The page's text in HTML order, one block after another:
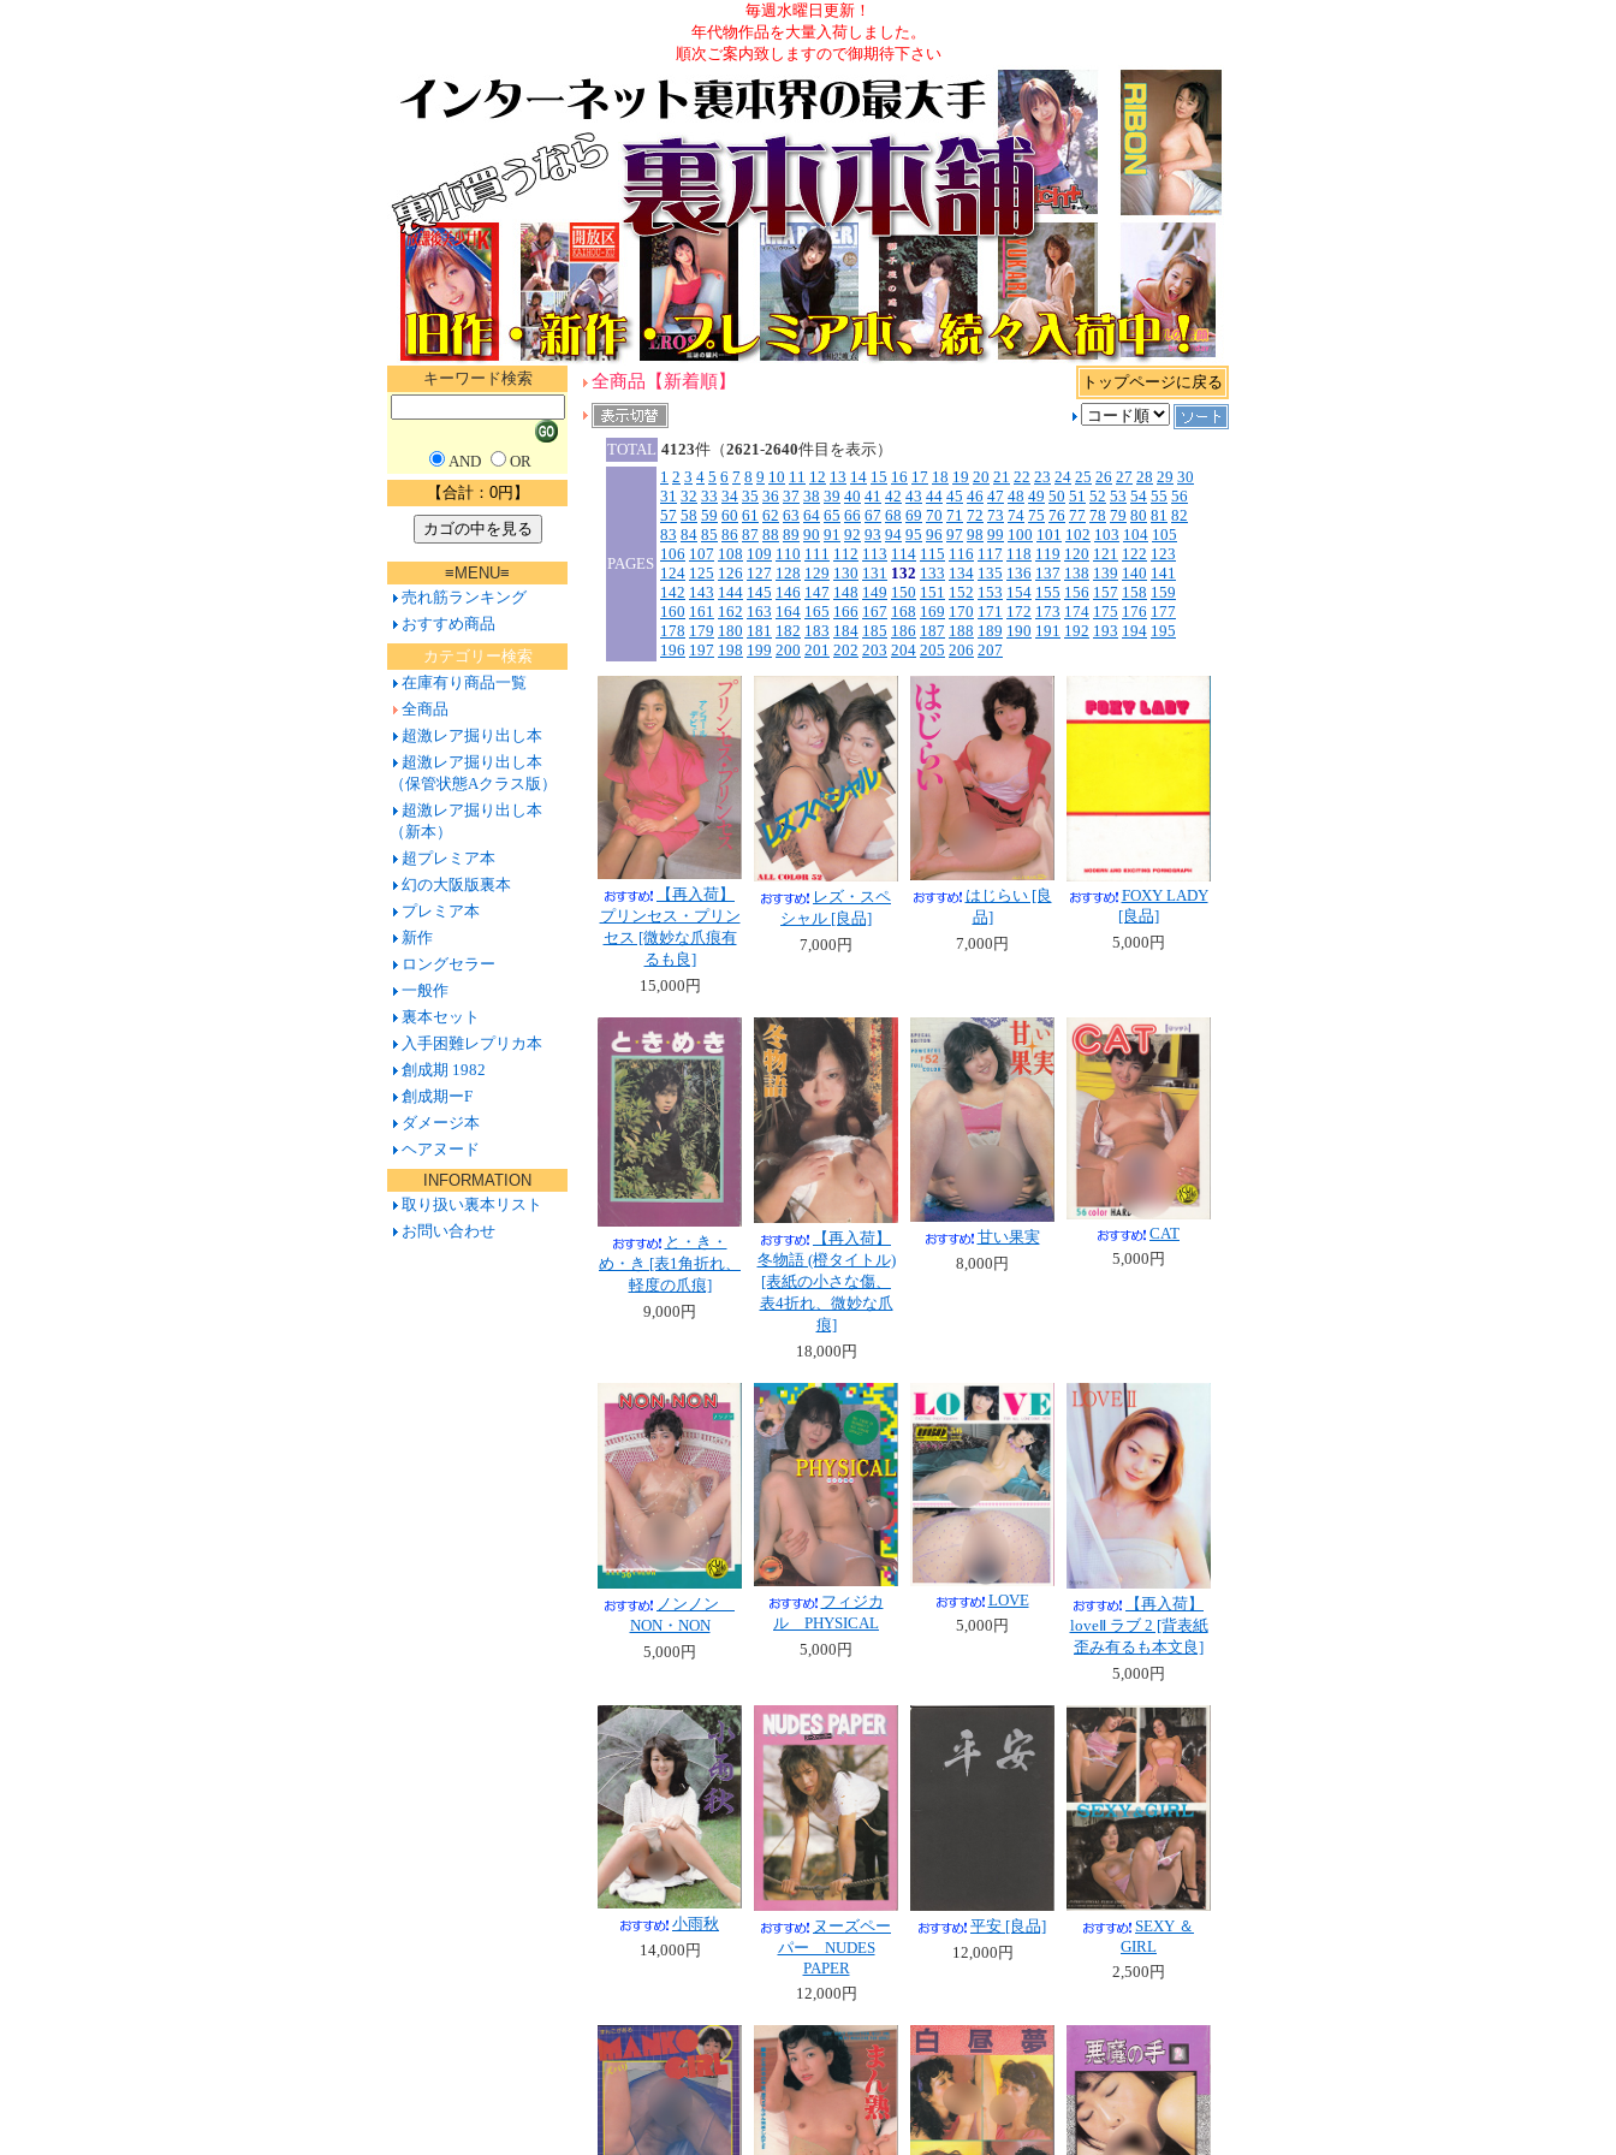
毎週水曜日更新！
年代物作品を大量入荷しました。
順次ご案内致しますので御期待下さい
キーワード検索
AND
OR
【合計：0円】
≡MENU≡
売れ筋ランキング
おすすめ商品
カテゴリー検索
在庫有り商品一覧
全商品
超激レア掘り出し本
超激レア掘り出し本
（保管状態Aクラス版）
超激レア掘り出し本
（新本）
超プレミア本
幻の大阪版裏本
プレミア本
新作
ロングセラー
一般作
裏本セット
入手困難レプリカ本
創成期 1982
創成期ーF
ダメージ本
ヘアヌード
INFORMATION
取り扱い裏本リスト
お問い合わせ
全商品【新着順】 トップページに戻る
TOTAL 4123件（2621-2640件目を表示）
PAGES
1 2 3 4 5 6 7 8 9 10 11 12 13 14 15 16 17 18 19 20 21 22 23 24 25 26 27 28 29 30
31 32 33 34 35 36 37 38 39 40 41 42 43 44 45 46 47 48 49 50 51 52 53 54 55 56
57 58 59 60 61 62 63 64 65 66 67 68 69 70 71 72 73 74 75 76 77 78 79 80 81 82
83 84 85 86 87 88 89 90 91 92 93 94 95 96 97 98 99 100 101 102 103 104 105
106 107 108 109 110 111 112 113 114 115 116 117 118 119 120 121 122 123
124 125 126 127 128 129 130 131 132 133 134 135 136 137 138 139 140 141
142 143 144 145 146 147 148 149 150 151 152 153 154 155 156 157 158 159
160 161 162 163 164 165 166 167 168 169 170 171 172 173 174 175 176 177
178 179 180 181 182 183 184 185 186 187 188 189 190 191 192 193 194 195
196 197 198 199 200 201 202 203 204 205 206 207
【再入荷】
プリンセス・プリン
セス [微妙な爪痕有
るも良]
15,000円
レズ・スペ
シャル [良品]
7,000円
はじらい [良
品]
7,000円
FOXY LADY
[良品]
5,000円
と・き・
め・き [表1角折れ、
軽度の爪痕]
9,000円
【再入荷】
冬物語 (橙タイトル)
[表紙の小さな傷、
表4折れ、微妙な爪
痕]
18,000円
甘い果実
8,000円
CAT
5,000円
ノンノン
NON・NON
5,000円
フィジカ
ル PHYSICAL
5,000円
LOVE
5,000円
【再入荷】
loveⅡ ラブ 2 [背表紙
歪み有るも本文良]
5,000円
小雨秋
14,000円
ヌーズペー
パー NUDES
PAPER
12,000円
平安 [良品]
12,000円
SEXY ＆
GIRL
2,500円